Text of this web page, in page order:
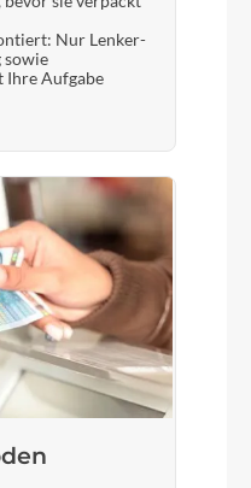
Nur Lenker-
sowie
Ihre Aufgabe